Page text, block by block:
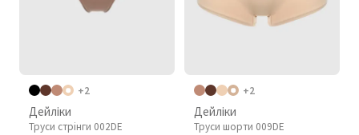
+2
Дейліки
Труси стрінги 002DE
+2
Дейліки
Труси шорти 009DE